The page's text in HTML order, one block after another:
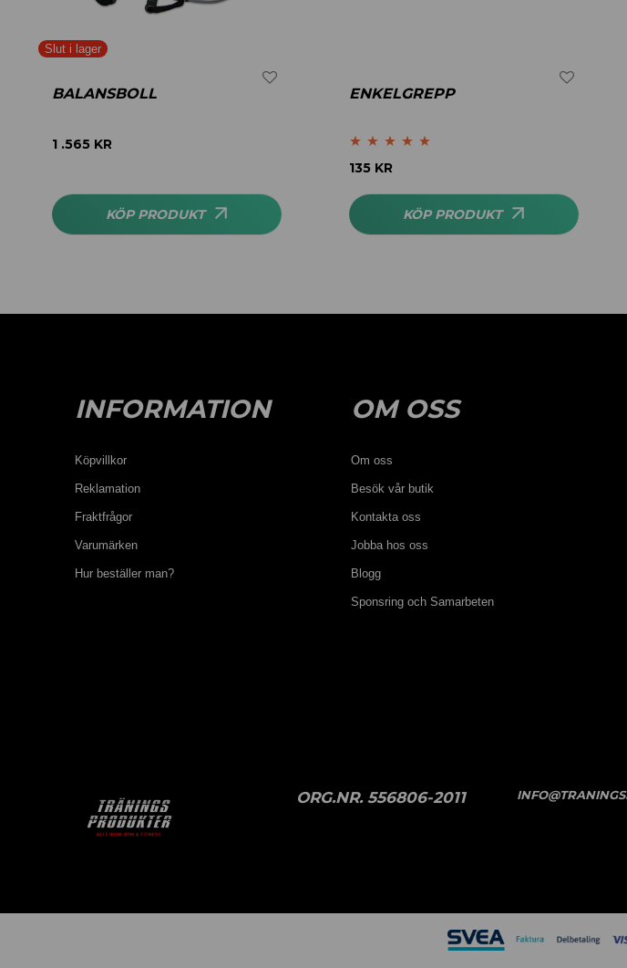
BALANSBOLL
1 .565 KR
KÖP PRODUKT
ENKELGREPP
Betygsatt
135 KR
KÖP PRODUKT
INFORMATION
Köpvillkor
Reklamation
Fraktfrågor
Varumärken
Hur beställer man?
OM OSS
Om oss
Besök vår butik
Kontakta oss
Jobba hos oss
Blogg
Sponsring och Samarbeten
ORG.NR. 556806-2011